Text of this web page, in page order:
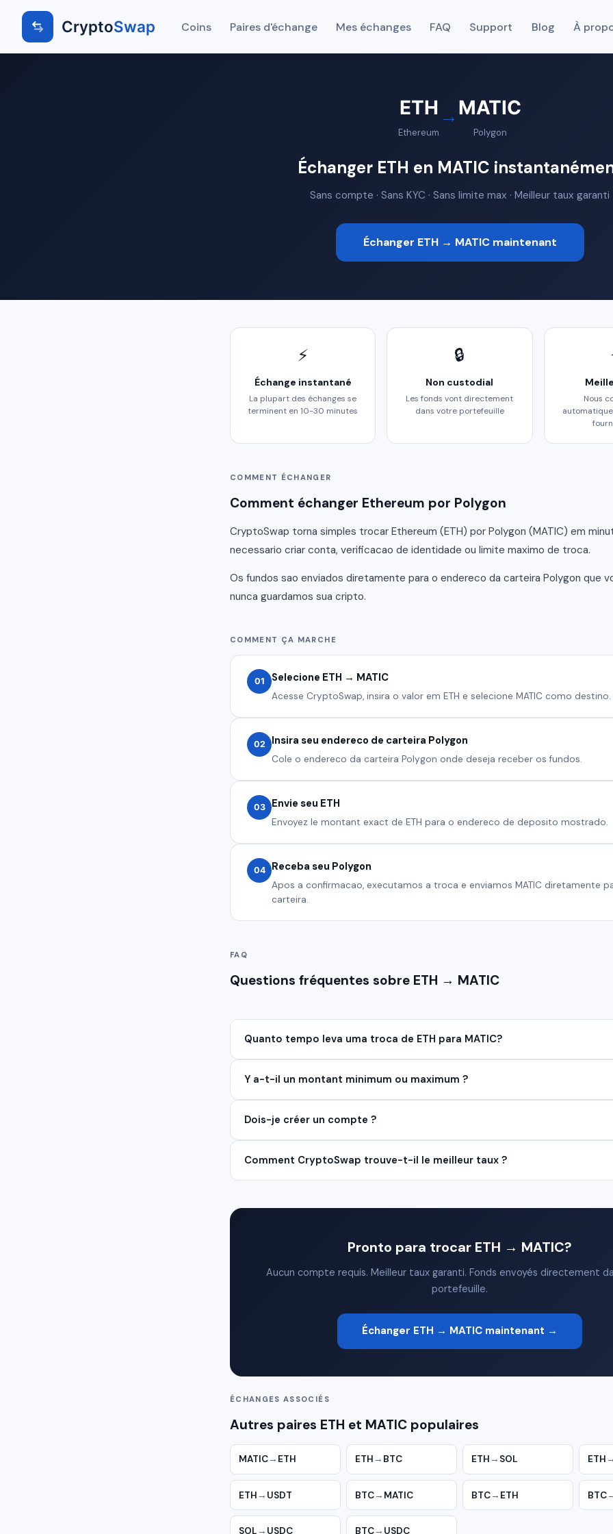
CryptoSwap Coins Paires d'échange Mes échanges FAQ Support Blog À
ETH
Ethereum
→MATIC
Polygon
Échanger ETH en MATIC
Sans compte · Sans KYC · Sans limite max · Meilleur taux garanti
Échanger ETH → MATIC maintenant
⚡
Échange instantané
La plupart des échanges se
terminent en 10-30 minutes
🔒
Non custodial
Les fonds vont directement
dans votre portefeuille
Nous
COMMENT ÉCHANGER
Comment échanger Ethereum por Polygon
CryptoSwap torna simples trocar Ethereum (ETH) por Polygon (MATIC) em
necessario criar conta, verificacao de identidade ou limite maximo de troca.
Os fundos sao enviados diretamente para o endereco da carteira Polygon que
nunca guardamos sua cripto.
COMMENT ÇA MARCHE
01 Selecione ETH → MATIC
Acesse CryptoSwap, insira o valor em ETH e selecione MATIC como destino.
02 Insira seu endereco de carteira Polygon
Cole o endereco da carteira Polygon onde deseja receber os fundos.
03 Envie seu ETH
Envoyez le montant exact de ETH para o endereco de deposito mostrado.
04 Receba seu Polygon
Apos a confirmacao, executamos a troca e enviamos MATIC diretamente
carteira.
FAQ
Questions fréquentes sobre ETH → MATIC
Quanto tempo leva uma troca de ETH para MATIC?
Y a-t-il un montant minimum ou maximum ?
Dois-je créer un compte ?
Comment CryptoSwap trouve-t-il le meilleur taux ?
Pronto para trocar ETH → MATIC?
Aucun compte requis. Meilleur taux garanti. Fonds envoyés directement
portefeuille.
Échanger ETH → MATIC maintenant →
ÉCHANGES ASSOCIÉS
Autres paires ETH et MATIC populaires
MATIC→ ETH ETH → BTC ETH → SOL ETH →
ETH → USDT BTC→ MATIC BTC→ ETH BTC
SOL → USDC BTC→ USDC